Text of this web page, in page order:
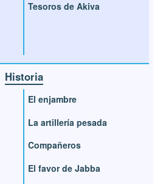
Tesoros de Akiva
Historia
El enjambre
La artillería pesada
Compañeros
El favor de Jabba